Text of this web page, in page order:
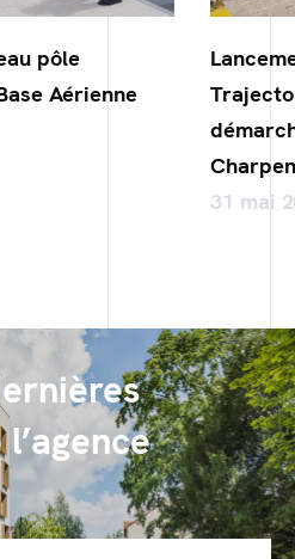
pôle
Aérienne
31 mai